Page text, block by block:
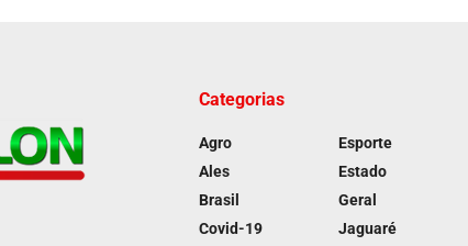
Categorias
Agro
Ales
Brasil
Covid-19
Esporte
Estado
Geral
Jaguaré